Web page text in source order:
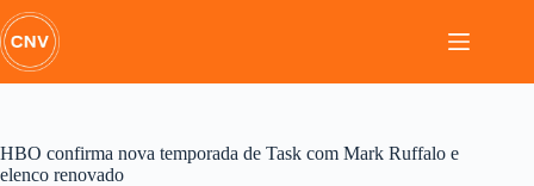
Pular
para
o
conteúdo
HBO confirma nova temporada de Task com Mark Ruffalo e
elenco renovado